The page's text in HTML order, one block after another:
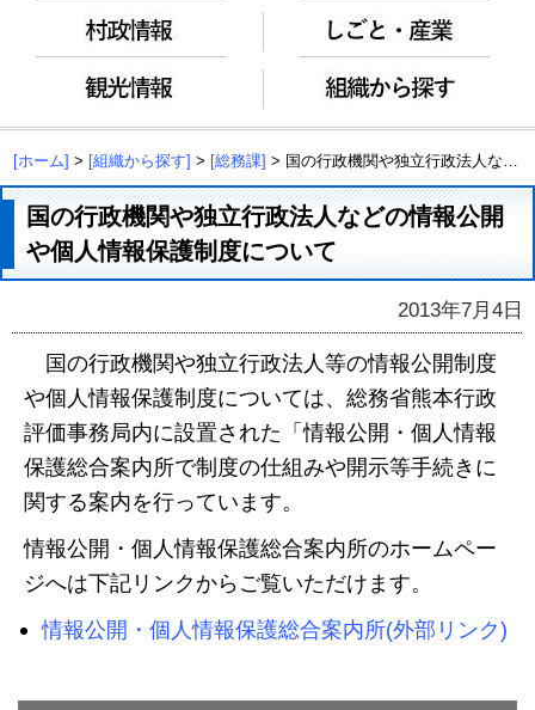
[ホーム] > [組織から探す] > [総務課] > 国の行政機関や独立行政法人などの情報公開や個人情報保護制度について
国の行政機関や独立行政法人などの情報公開
や個人情報保護制度について
2013年7月4日
国の行政機関や独立行政法人等の情報公開制度
や個人情報保護制度については、総務省熊本行政
評価事務局内に設置された「情報公開・個人情報
保護総合案内所で制度の仕組みや開示等手続きに
関する案内を行っています。
情報公開・個人情報保護総合案内所のホームペー
ジへは下記リンクからご覧いただけます。
情報公開・個人情報保護総合案内所(外部リンク)